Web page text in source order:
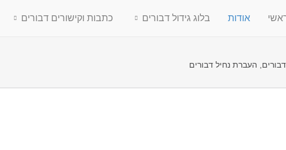
אודות בלוג גידול דבורים כתבות וקישורים דבורים
העברת נחיל דבורים